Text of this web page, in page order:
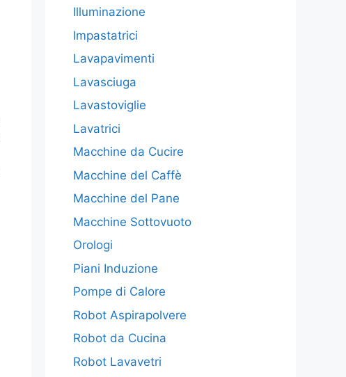
Illuminazione
Impastatrici
Lavapavimenti
Lavasciuga
Lavastoviglie
Lavatrici
Macchine da Cucire
Macchine del Caffè
Macchine del Pane
Macchine Sottovuoto
Orologi
Piani Induzione
Pompe di Calore
Robot Aspirapolvere
Robot da Cucina
Robot Lavavetri